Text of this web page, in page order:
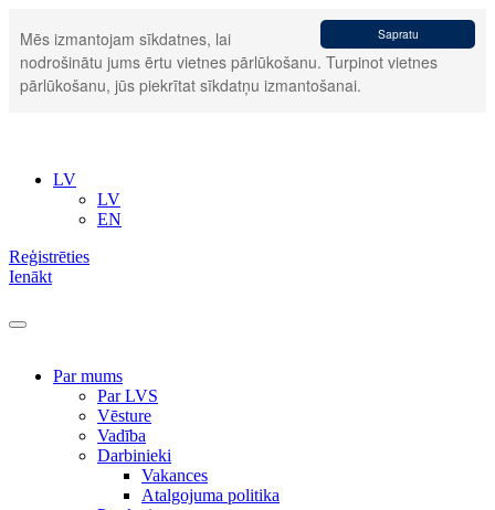
Sapratu
Mēs izmantojam sīkdatnes, lai
nodrošinātu jums ērtu vietnes pārlūkošanu. Turpinot vietnes
pārlūkošanu, jūs piekrītat sīkdatņu izmantošanai.
LV
LV
EN
Reģistrēties
Ienākt
Par mums
Par LVS
Vēsture
Vadība
Darbinieki
Vakances
Atalgojuma politika